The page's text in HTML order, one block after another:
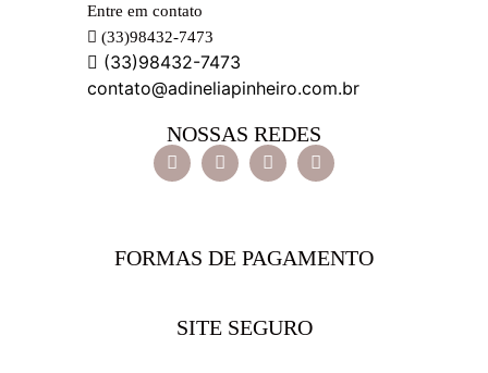
Entre em contato
(33)98432-7473
(33)98432-7473
contato@adineliapinheiro.com.br
NOSSAS REDES
FORMAS DE PAGAMENTO
SITE SEGURO